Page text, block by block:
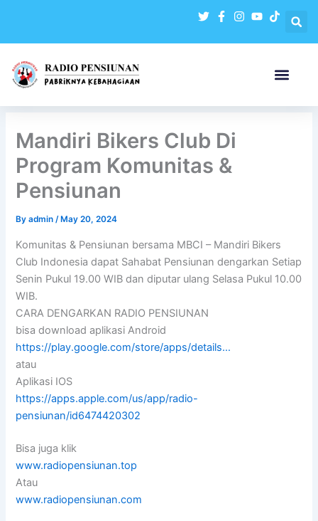
content
Mandiri Bikers Club Di
Program Komunitas &
Pensiunan
Byadmin/ May 20, 2024
Komunitas & Pensiunan bersama MBCI – Mandiri Bikers
Club Indonesia dapat Sahabat Pensiunan dengarkan Setiap
Senin Pukul 19.00 WIB dan diputar ulang Selasa Pukul 10.00
WIB.
CARA DENGARKAN RADIO PENSIUNAN
bisa download aplikasi Android
https://play.google.com/store/apps/details…
atau
Aplikasi IOS
https://apps.apple.com/us/app/radio-
pensiunan/id6474420302
Bisa juga klik
www.radiopensiunan.top
Atau
www.radiopensiunan.com